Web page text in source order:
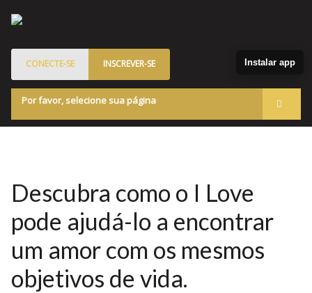
CONECTE-SE INSCREVER-SE
Por favor, selecione sua página
Programa de Patrocinados
Marketplace
Blog
Descubra como o I Love
pode ajudá-lo a encontrar
um amor com os mesmos
objetivos de vida.
Instalar app